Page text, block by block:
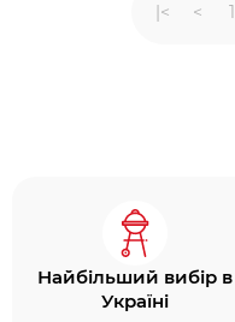
|< < 1
Найбільший вибір в
Україні